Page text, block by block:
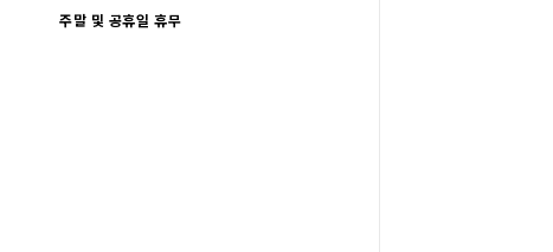
주말 및 공휴일 휴무